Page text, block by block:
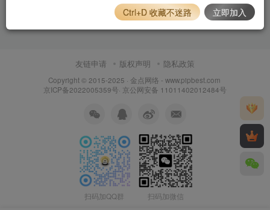
友链申请 版权声明 隐私政策
Copyright © 2015-2025 · 金点网络 - www.pipbest.com
京ICP备2022005359号· 京公网安备 11011402012484号
扫码加QQ群 扫码加微信
Ctrl+D 收藏不迷路 立即加入